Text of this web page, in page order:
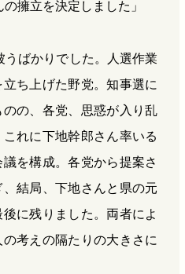
擁立を決定しました」
ばかりでした。人選作業
ち上げた野党。知事選に
の、各党、思惑が入り乱
れに下地幹郎さん率いる
を構成。各党から提案さ
結局、下地さんと県の元
に残りました。両者によ
考えの隔たりの大きさに